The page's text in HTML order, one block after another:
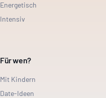
Energetisch
Intensiv
Für wen?
Mit Kindern
Date-Ideen